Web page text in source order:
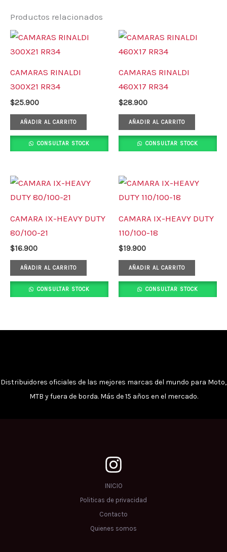
Productos relacionados
CAMARAS RINALDI
300X21 RR34
$25.900
AÑADIR AL CARRITO
CONSULTAR STOCK
CAMARAS RINALDI
460X17 RR34
$28.900
AÑADIR AL CARRITO
CONSULTAR STOCK
CAMARA IX-HEAVY DUTY
80/100-21
$16.900
AÑADIR AL CARRITO
CONSULTAR STOCK
CAMARA IX-HEAVY DUTY
110/100-18
$19.900
AÑADIR AL CARRITO
CONSULTAR STOCK
Distribuidores oficiales de las mejores marcas del mundo para Moto,
MTB y fuera de borda. Más de 15 años en el mercado.
INICIO
Politicas de privacidad
Contacto
Quienes somos